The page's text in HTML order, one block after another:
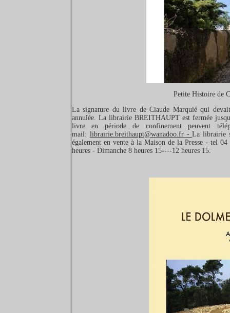
Petite Histoire de
La signature du livre de Claude Marquié qui
annulée. La librairie BREITHAUPT est fermée
livre en période de confinement
mail: librairie.breithaupt@wanadoo.fr -La librairie
également en vente à la Maison de la Presse - tel
heures - Dimanche 8 heures 15----12 heures 15.